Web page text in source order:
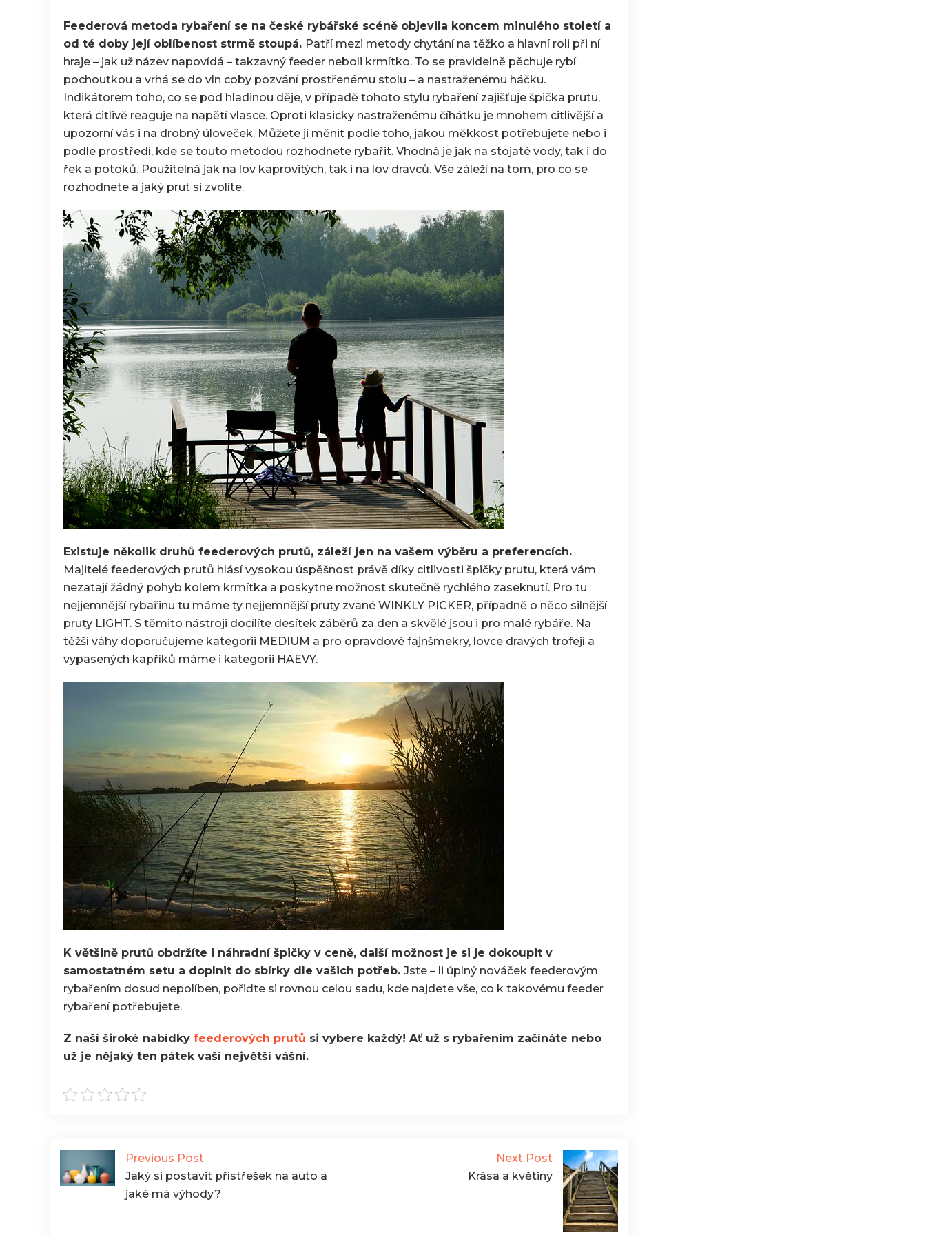
na
trofeje
Feederová metoda rybaření se na české rybářské scéně objevila koncem minulého století a
od té doby její oblíbenost strmě stoupá. Patří mezi metody chytání na těžko a hlavní roli při ní
hraje – jak už název napovídá – takzavný feeder neboli krmítko. To se pravidelně pěchuje rybí
pochoutkou a vrhá se do vln coby pozvání prostřenému stolu – a nastraženému háčku.
Indikátorem toho, co se pod hladinou děje, v případě tohoto stylu rybaření zajišťuje špička prutu,
která citlivě reaguje na napětí vlasce. Oproti klasicky nastraženému číhátku je mnohem citlivější a
upozorní vás i na drobný úloveček. Můžete ji měnit podle toho, jakou měkkost potřebujete nebo i
podle prostředí, kde se touto metodou rozhodnete rybařit. Vhodná je jak na stojaté vody, tak i do
řek a potoků. Použitelná jak na lov kaprovitých, tak i na lov dravců. Vše záleží na tom, pro co se
rozhodnete a jaký prut si zvolíte.
Existuje několik druhů feederových prutů, záleží jen na vašem výběru a preferencích.
Majitelé feederových prutů hlásí vysokou úspěšnost právě díky citlivosti špičky prutu, která vám
nezatají žádný pohyb kolem krmítka a poskytne možnost skutečně rychlého zaseknutí. Pro tu
nejjemnější rybařinu tu máme ty nejjemnější pruty zvané WINKLY PICKER, případně o něco silnější
pruty LIGHT. S těmito nástroji docílíte desítek záběrů za den a skvělé jsou i pro malé rybáře. Na
těžší váhy doporučujeme kategorii MEDIUM a pro opravdové fajnšmekry, lovce dravých trofejí a
vypasených kapříků máme i kategorii HAEVY.
K většině prutů obdržíte i náhradní špičky v ceně, další možnost je si je dokoupit v
samostatném setu a doplnit do sbírky dle vašich potřeb. Jste – li úplný nováček feederovým
rybařením dosud nepolíben, pořiďte si rovnou celou sadu, kde najdete vše, co k takovému feeder
rybaření potřebujete.
Z naší široké nabídky feederových prutů si vybere každý! Ať už s rybařením začínáte nebo
už je nějaký ten pátek vaší největší vášní.
Previous Post
Jaký si postavit přístřešek na auto a
jaké má výhody?
Next Post
Krása a květiny